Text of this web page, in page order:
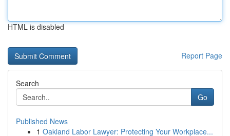
HTML is disabled
Report Page
Search
Go
Published News
1 Oakland Labor Lawyer: Protecting Your Workplace...